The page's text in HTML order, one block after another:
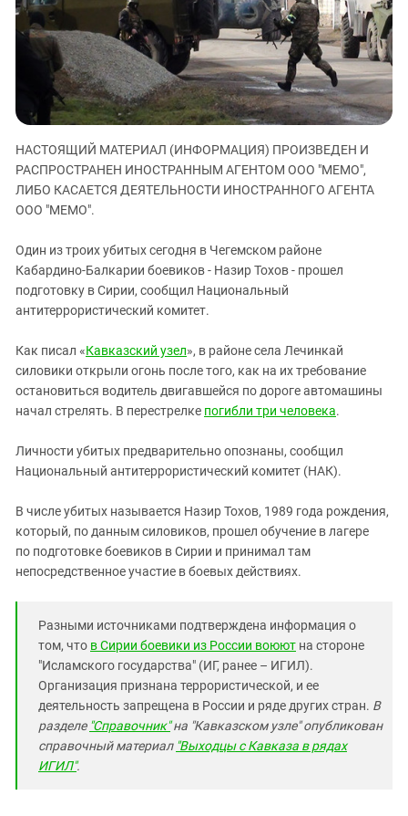
ЗАСТАВЛЯЕТ
КАВКАЗ ЗА ПАЛЕСТИНУ
ИНАКОМЫСЛИЕ В ЧЕЧНЕ
ПРЕСЛЕДОВАНИЕ АКТИВИСТОВ
МОБИЛИЗАЦИЯ И ПРОТЕСТЫ
Дагестан
Ингушетия
Кабардино-Балкария
Калмыкия
Карачаево-Черкесия
Краснодарский край
Нагорный Карабах
Российская Федерация
Ростовская область
Северная Осетия - Алания
СКФО
Чечня
Южный Кавказ
НАСТОЯЩИЙ МАТЕРИАЛ (ИНФОРМАЦИЯ) ПРОИЗВЕДЕН И
РАСПРОСТРАНЕН ИНОСТРАННЫМ АГЕНТОМ ООО "МЕМО",
ЛИБО КАСАЕТСЯ ДЕЯТЕЛЬНОСТИ ИНОСТРАННОГО АГЕНТА
ООО "МЕМО".
Один из троих убитых сегодня в Чегемском районе
Кабардино-Балкарии боевиков - Назир Тохов - прошел
подготовку в Сирии, сообщил Национальный
антитеррористический комитет.
Как писал «Кавказский узел», в районе села Лечинкай
силовики открыли огонь после того, как на их требование
остановиться водитель двигавшейся по дороге автомашины
начал стрелять. В перестрелке погибли три человека.
Личности убитых предварительно опознаны, сообщил
Национальный антитеррористический комитет (НАК).
В числе убитых называется Назир Тохов, 1989 года рождения,
который, по данным силовиков, прошел обучение в лагере
по подготовке боевиков в Сирии и принимал там
непосредственное участие в боевых действиях.
Разными источниками подтверждена информация о
том, что в Сирии боевики из России воюют на стороне
"Исламского государства" (ИГ, ранее – ИГИЛ).
Организация признана террористической, и ее
деятельность запрещена в России и ряде других стран. В
разделе "Справочник"на "Кавказском узле" опубликован
справочный материал "Выходцы с Кавказа в рядах
ИГИЛ".